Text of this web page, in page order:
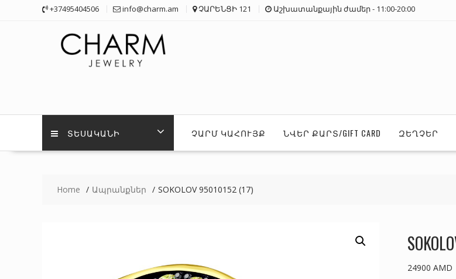
+37495404506 info@charm.am ՉԱՐԵՆՑԻ 121 Աշխատանքային ժամեր - 11:00-20:00
ՏԵՍԱԿԱՆԻ ՉԱՐՄ ԿԱՀՈՒՅՔ ՆՎԵՐ ՔԱՐՏ/GIFT CARD ԶԵՂՉԵՐ
Home Ապրանքներ SOKOLOV 95010152 (17)
24900 AMD